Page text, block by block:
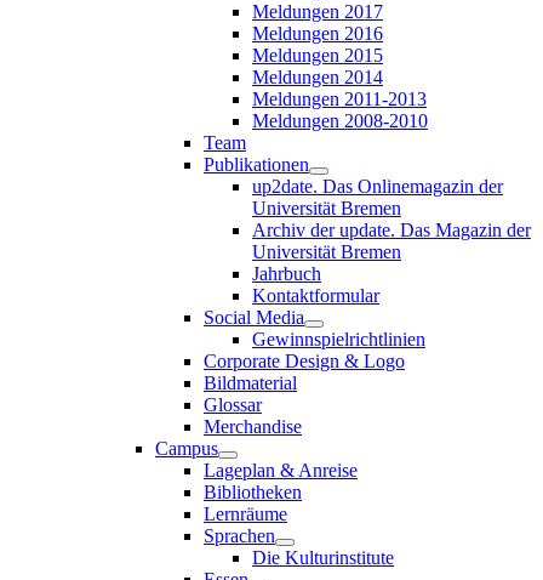
Meldungen 2017
Meldungen 2016
Meldungen 2015
Meldungen 2014
Meldungen 2011-2013
Meldungen 2008-2010
Team
Publikationen
up2date. Das Onlinemagazin der
Universität Bremen
Archiv der update. Das Magazin der
Universität Bremen
Jahrbuch
Kontaktformular
Social Media
Gewinnspielrichtlinien
Corporate Design & Logo
Bildmaterial
Glossar
Merchandise
Campus
Lageplan & Anreise
Bibliotheken
Lernräume
Sprachen
Die Kulturinstitute